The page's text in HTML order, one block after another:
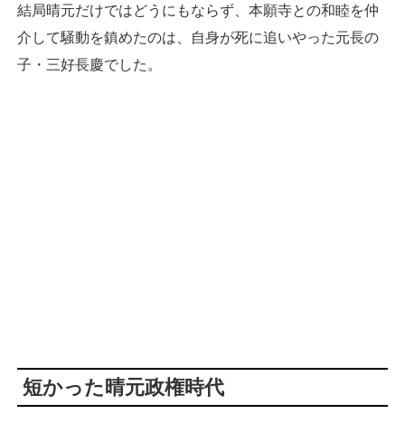
結局晴元だけではどうにもならず、本願寺との和睦を仲
介して騒動を鎮めたのは、自身が死に追いやった元長の
子・三好長慶でした。
短かった晴元政権時代